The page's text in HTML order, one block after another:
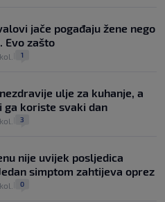
jače pogađaju žene nego
Evo zašto
1
ulje za kuhanje, a
ga koriste svaki dan
3
nije uvijek posljedica
simptom zahtijeva oprez
0